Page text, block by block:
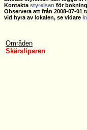
Kontaktastyrelsen för
Observera att från 2008-07-01
vid hyra av lokalen, se vidare
Områden
Skärsliparen